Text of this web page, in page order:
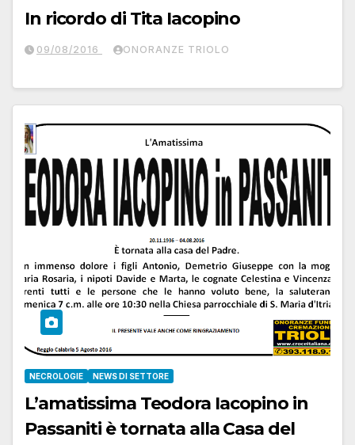
In ricordo di Tita Iacopino
09/08/2016 ONORANZE TRIOLO
NECROLOGIE NEWS DI SETTORE
L’amatissima Teodora Iacopino in
Passaniti è tornata alla Casa del